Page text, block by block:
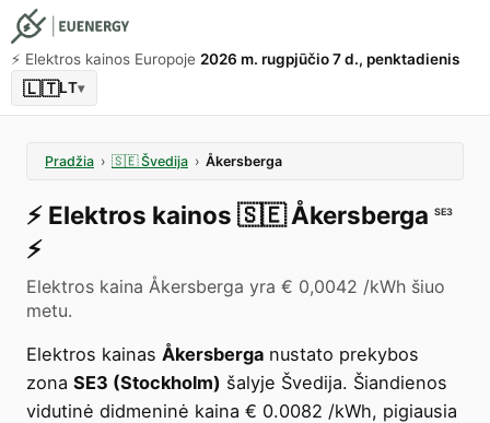
⚡️ Elektros kainos Europoje 2026 m. rugpjūčio 7 d., penktadienis
🇱🇹LT▾
Pradžia › 🇸🇪 Švedija › Åkersberga
⚡️ Elektros kainos 🇸🇪 Åkersberga SE3
⚡️
Elektros kaina Åkersberga yra € 0,0042 /kWh šiuo
metu.
Elektros kainas Åkersberga nustato prekybos
zona SE3 (Stockholm) šalyje Švedija. Šiandienos
vidutinė didmeninė kaina € 0.0082 /kWh, pigiausia